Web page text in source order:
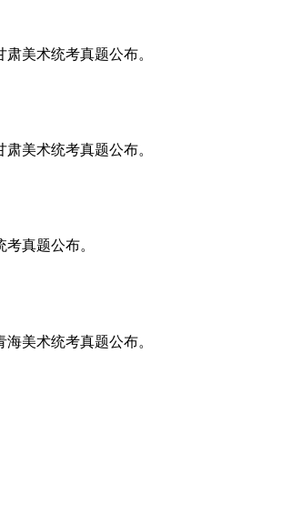
美术统考真题公布。
美术统考真题公布。
真题公布。
美术统考真题公布。